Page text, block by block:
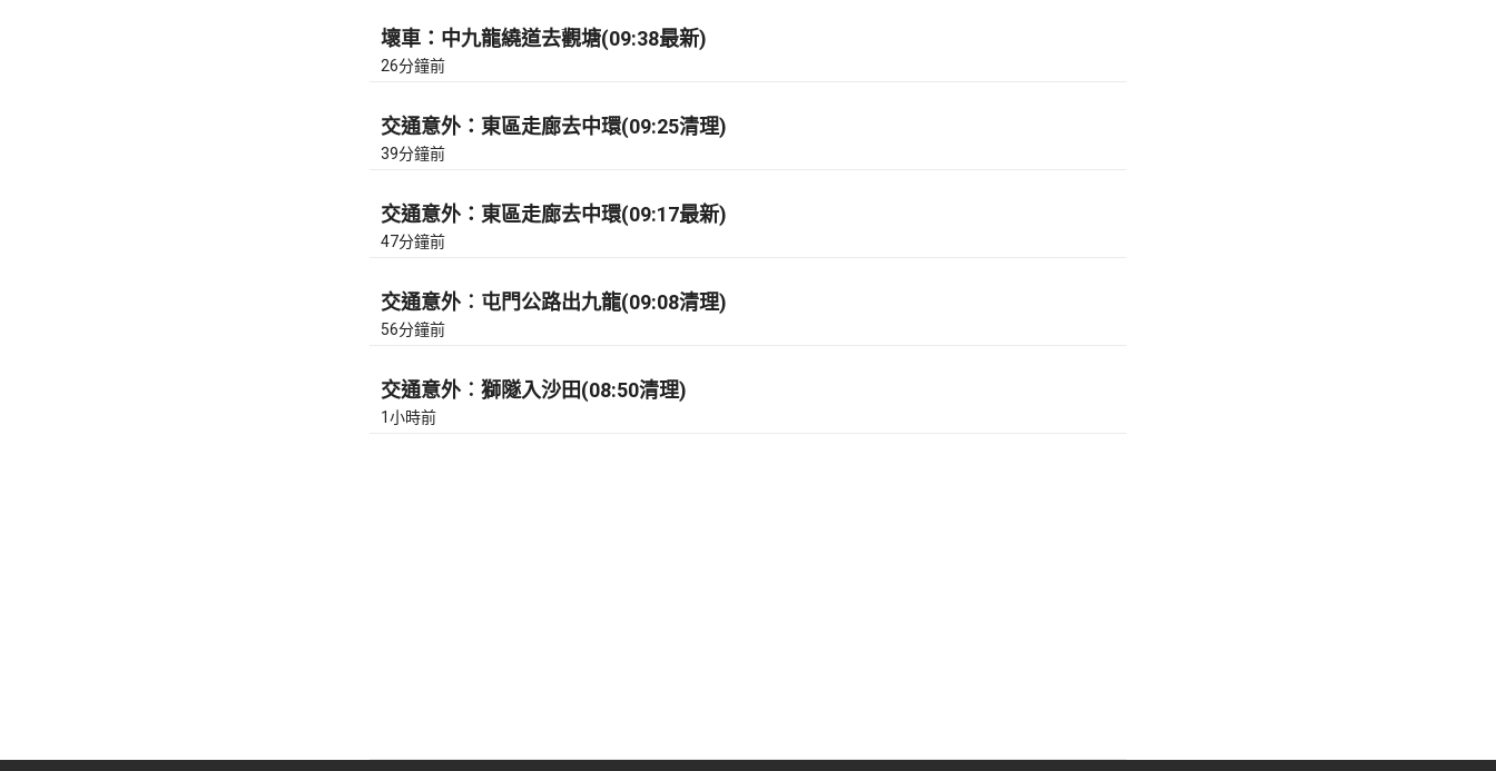
壞車：中九龍繞道去觀塘(09:38最新)
26分鐘前
交通意外：東區走廊去中環(09:25清理)
39分鐘前
交通意外：東區走廊去中環(09:17最新)
47分鐘前
交通意外︰屯門公路出九龍(09:08清理)
56分鐘前
交通意外︰獅隧入沙田(08:50清理)
1小時前